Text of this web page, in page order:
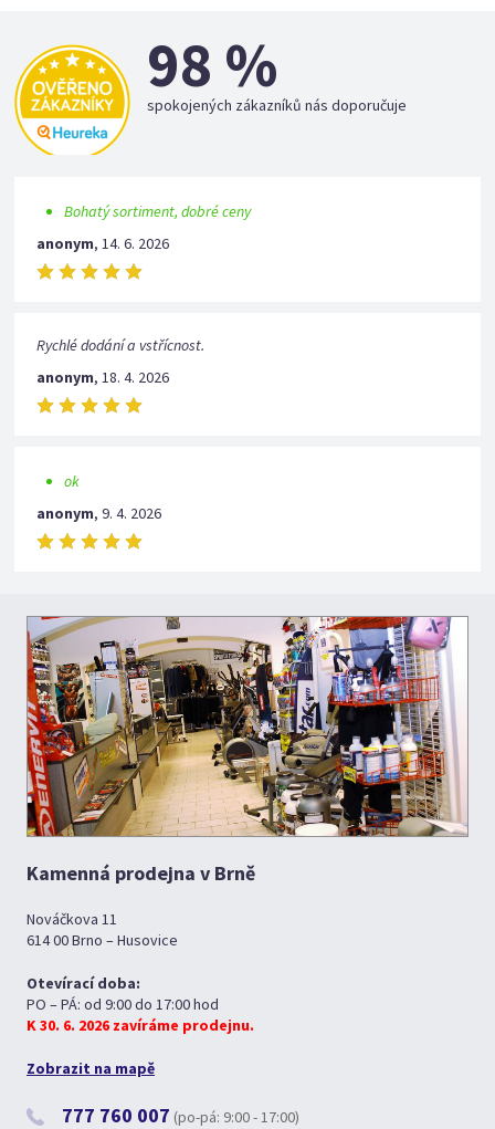
98 %
spokojených zákazníků nás doporučuje
Bohatý sortiment, dobré ceny
anonym,14. 6. 2026
Rychlé dodání a vstřícnost.
anonym,18. 4. 2026
ok
anonym,9. 4. 2026
Kamenná prodejna v Brně
Nováčkova 11
614 00 Brno – Husovice
Otevírací doba:
PO – PÁ: od 9:00 do 17:00 hod
K 30. 6. 2026 zavíráme prodejnu.
Zobrazit na mapě
777 760 007 (po-pá: 9:00 - 17:00)